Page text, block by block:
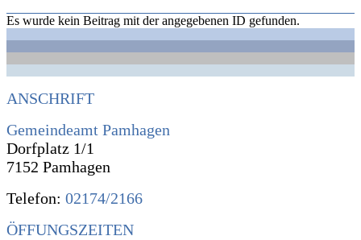
Es wurde kein Beitrag mit der angegebenen ID gefunden.
ANSCHRIFT
Gemeindeamt Pamhagen
Dorfplatz 1/1
7152 Pamhagen
Telefon: 02174/2166
ÖFFUNGSZEITEN